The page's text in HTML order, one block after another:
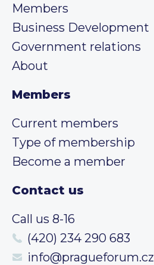
Members
Business Development
Government relations
About
Members
Current members
Type of membership
Become a member
Contact us
Call us 8-16
(420) 234 290 683
info@pragueforum.cz